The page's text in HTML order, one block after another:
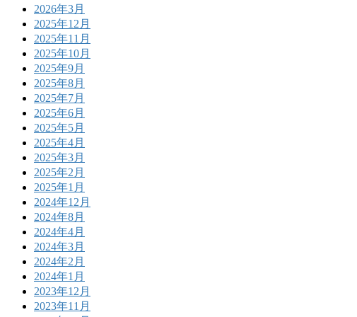
2026年3月
2025年12月
2025年11月
2025年10月
2025年9月
2025年8月
2025年7月
2025年6月
2025年5月
2025年4月
2025年3月
2025年2月
2025年1月
2024年12月
2024年8月
2024年4月
2024年3月
2024年2月
2024年1月
2023年12月
2023年11月